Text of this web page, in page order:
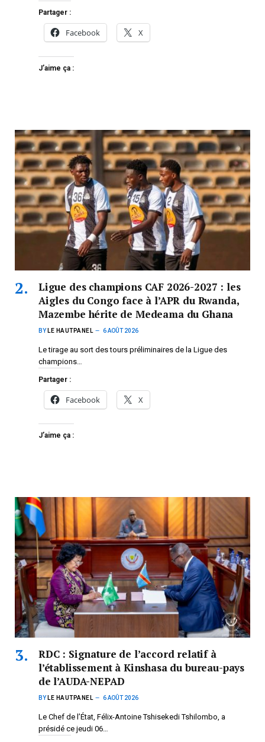
Partager :
Facebook X
J’aime ça :
Ligue des champions CAF 2026-2027 : les
Aigles du Congo face à l’APR du Rwanda,
Mazembe hérite de Medeama du Ghana
BY LE HAUTPANEL 6 AOÛT 2026
Le tirage au sort des tours préliminaires de la Ligue des
champions…
Partager :
Facebook X
J’aime ça :
RDC : Signature de l’accord relatif à
l’établissement à Kinshasa du bureau-pays
de l’AUDA-NEPAD
BY LE HAUTPANEL 6 AOÛT 2026
Le Chef de l’État, Félix-Antoine Tshisekedi Tshilombo, a
présidé ce jeudi 06…